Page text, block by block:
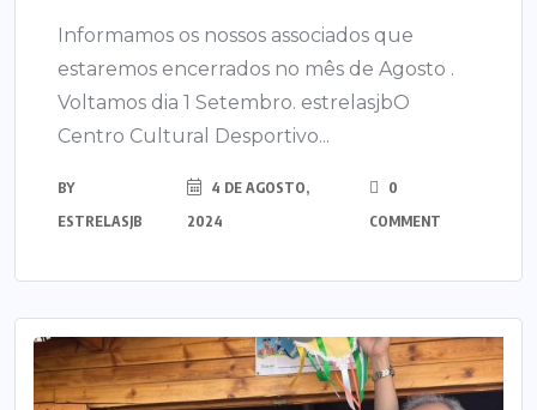
Informamos os nossos associados que
estaremos encerrados no mês de Agosto .
Voltamos dia 1 Setembro. estrelasjbO
Centro Cultural Desportivo...
BY
ESTRELASJB
4 DE AGOSTO,
2024
0
COMMENT